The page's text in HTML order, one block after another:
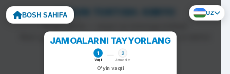
BOSH SAHIFA UZ
ARQON TORTISH: KIMYO
To'g'ri javob — arqon siz tomonga tortiladi.
Noto'g'ri javob — arqon raqib tomonga siljiydi va darhol
yangi savol chiqadi.
JAMOALARNI TAYYORLANG
1
Vaqt
2
Jamoalar
O'yin vaqti